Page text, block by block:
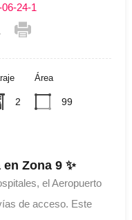
24-1
2
Área
99
Zona 9 ✨
el Aeropuerto
de acceso. Este